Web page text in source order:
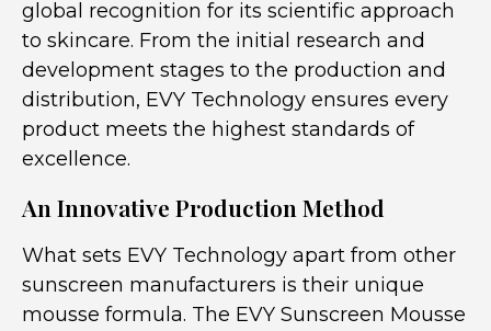
global recognition for its scientific approach
to skincare. From the initial research and
development stages to the production and
distribution, EVY Technology ensures every
product meets the highest standards of
excellence.
An Innovative Production Method
What sets EVY Technology apart from other
sunscreen manufacturers is their unique
mousse formula. The EVY Sunscreen Mousse